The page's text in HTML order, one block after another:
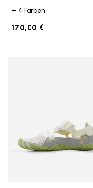
+ 4 Farben
170,00 €